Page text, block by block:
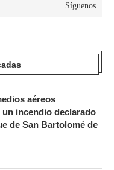
Síguenos
aéreos
un incendio declarado
de San Bartolomé de